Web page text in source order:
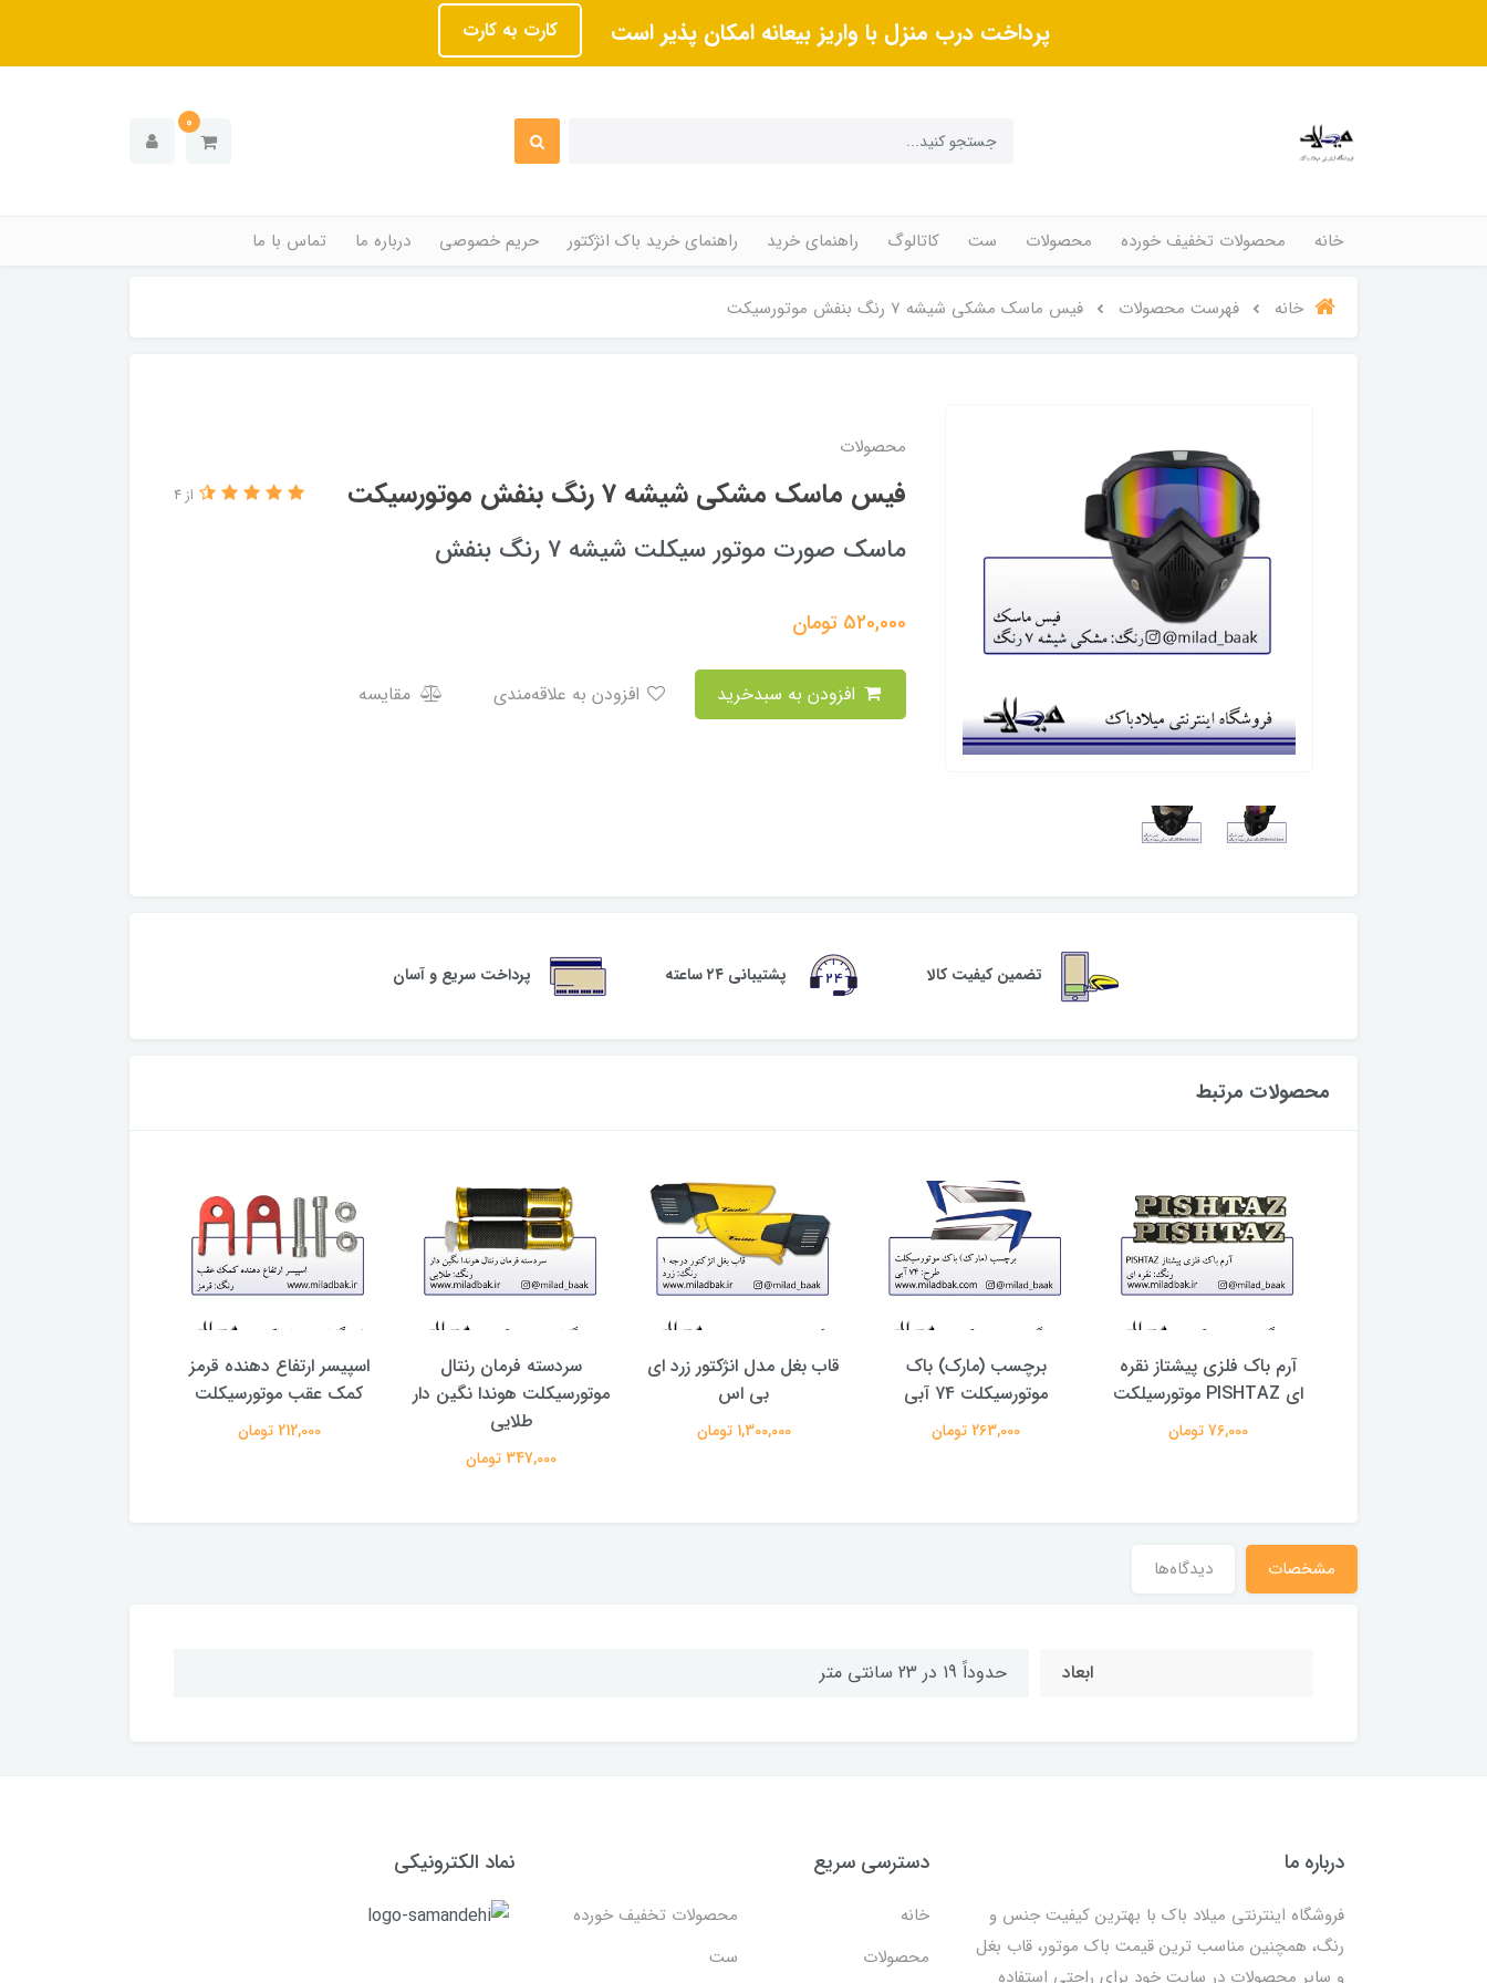
پرداخت درب منزل با واریز بیعانه امکان پذیر است کارت به کارت
0
خانه محصولات تخفیف خورده محصولات ست کاتالوگ راهنمای خرید راهنمای خرید باک انژکتور حریم خصوصی درباره ما تماس با ما
خانه فهرست محصولات فیس ماسک مشکی شیشه 7 رنگ بنفش موتورسیکت
محصولات
فیس ماسک مشکی شیشه 7 رنگ بنفش موتورسیکت از 4
ماسک صورت موتور سیکلت شیشه 7 رنگ بنفش
520,000 تومان
مقایسه
تضمین کیفیت کالا پشتیبانی ۲۴ ساعته پرداخت سریع و آسان
محصولات مرتبط
آرم باک فلزی پیشتاز نقره
ای PISHTAZ موتورسیلکت
76,000 تومان
برچسب (مارک) باک
موتورسیکلت 74 آبی
263,000 تومان
قاب بغل مدل انژکتور زرد ای
بی اس
1,300,000 تومان
سردسته فرمان رنتال
موتورسیکلت هوندا نگین دار
طلایی
347,000 تومان
اسپیسر ارتفاع دهنده قرمز
کمک عقب موتورسیکلت
212,000 تومان
مشخصات دیدگاه‌ها
ابعاد حدوداً 19 در 23 سانتی متر
درباره ما
فروشگاه اینترنتی میلاد باک با بهترین کیفیت جنس و
رنگ، همچنین مناسب ترین قیمت باک موتور، قاب بغل
و سایر محصولات در سایت خود برای راحتی استفاده
دسترسی سریع
خانه
محصولات تخفیف خورده
محصولات
ست
نماد الکترونیکی